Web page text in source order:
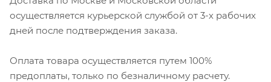
осуществляется курьерской службой от 3-х рабочих
дней после подтверждения заказа.
Оплата товара осуществляется путем 100%
предоплаты, только по безналичному расчету.